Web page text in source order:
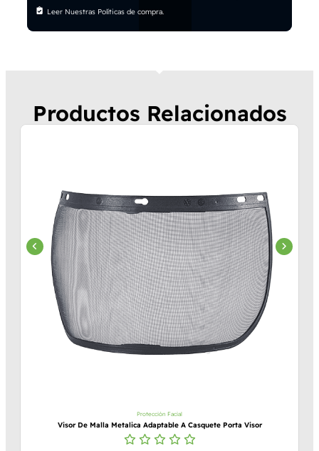
Leer Nuestras Políticas de compra.
Productos Relacionados
Protección Facial
Visor De Malla Metalica Adaptable A Casquete Porta Visor